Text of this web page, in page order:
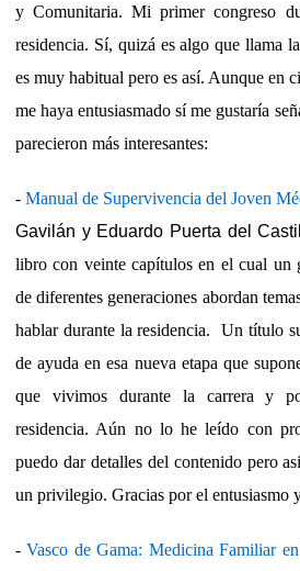
y Comunitaria. Mi primer congreso
residencia. Sí, quizá es algo que llama
es muy habitual pero es así. Aunque en
me haya entusiasmado sí me gustaría
parecieron más interesantes:
- Manual de Supervivencia del Joven
Gavilán y Eduardo Puerta del
libro con veinte capítulos en el cual un
de diferentes generaciones abordan
hablar durante la residencia. Un título
de ayuda en esa nueva etapa que
que vivimos durante la carrera y
residencia. Aún no lo he leído con
puedo dar detalles del contenido pero
un privilegio. Gracias por el entusiasmo
-Vasco de Gama: Medicina Familiar